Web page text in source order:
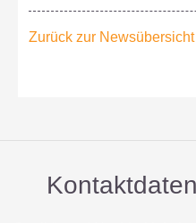
Zurück zur Newsübersicht